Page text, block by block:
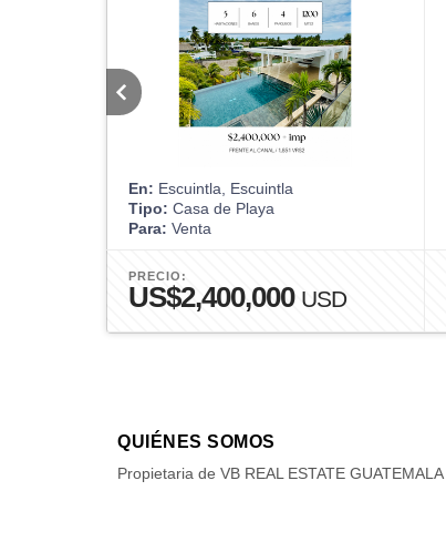
En: Escuintla, Escuintla
Tipo: Casa de Playa
Para: Venta
PRECIO:
US$2,400,000 USD
QUIÉNES SOMOS
Propietaria de VB REAL ESTATE GUATEMALA